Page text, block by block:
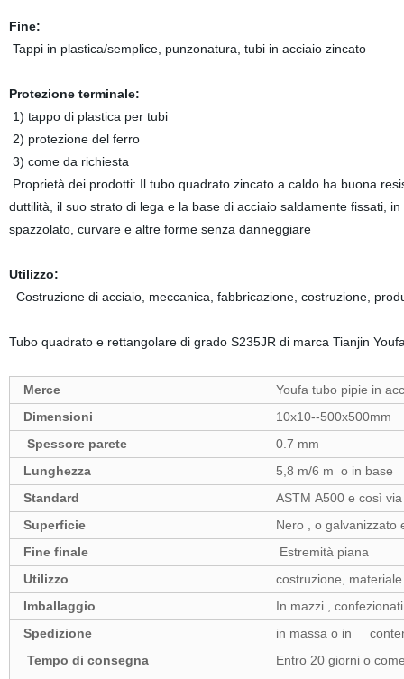
Fine:
Tappi in plastica/semplice, punzonatura, tubi in acciaio zincato
Protezione terminale:
1) tappo di plastica per tubi
2) protezione del ferro
3) come da richiesta
Proprietà dei prodotti: Il tubo quadrato zincato a caldo ha buona
duttilità, il suo strato di lega e la base di acciaio saldamente fissati,
spazzolato, curvare e altre forme senza danneggiare
Utilizzo:
Costruzione di acciaio, meccanica, fabbricazione, costruzione,
Tubo quadrato e rettangolare di grado S235JR di marca Tianjin
Merce
Youfa tubo pipie in
Dimensioni
10x10--500x500mm
Spessore parete
0.7 mm
Lunghezza
5,8 m/6 m o in base
Standard
ASTM A500 e così
Superficie
Nero , o
Fine finale
Estremità piana
Utilizzo
costruzione,
Imballaggio
In mazzi ,
Spedizione
in massa o in
Tempo di consegna
Entro 20 giorni o